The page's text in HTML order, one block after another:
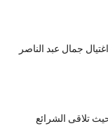
جمال عبد الناصر
تلاقى الشرائع